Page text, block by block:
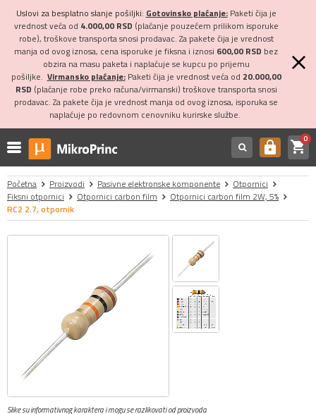
Uslovi za besplatno slanje pošiljki: Gotovinsko plaćanje:Paketi čija je
vrednost veća od 4.000,00 RSD (plaćanje pouzećem prilikom isporuke
robe), troškove transporta snosi prodavac. Za pakete čija je vrednost
manja od ovog iznosa, cena isporuke je fiksna i iznosi 600,00 RSD bez
obzira na masu paketa i naplaćuje se kupcu po prijemu
pošiljke. Virmansko plaćanje:Paketi čija je vrednost veća od 20.000,00
RSD (plaćanje robe preko računa/virmanski) troškove transporta snosi
prodavac. Za pakete čija je vrednost manja od ovog iznosa, isporuka se
naplaćuje po redovnom cenovniku kurirske službe.
https shopping_cart0
Početna Proizvodi Pasivne elektronske komponente
Otpornici
Fiksni otpornici
Otpornici carbon film
Otpornici carbon film 2W, 5%
RC2 2.7, otpornik
Slike su informativnog karaktera i mogu se razlikovati od proizvoda